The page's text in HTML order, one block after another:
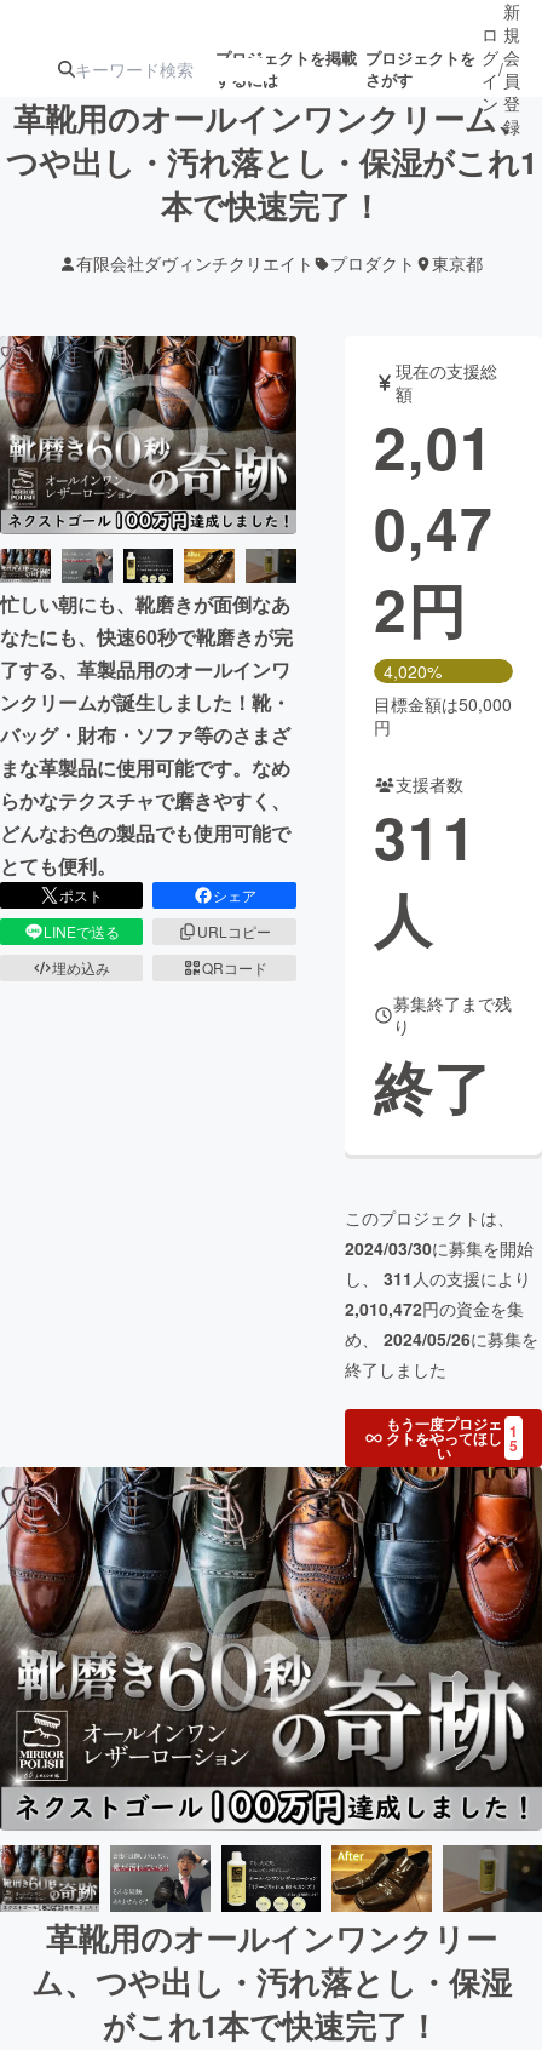
プロジェクトを掲載
するには
プロジェクトを
さがす
注目のリ 注目の新着プロ募集終了が近いプ
テクノロジー・ガジェット
映像・映画 書籍・雑誌
ビジネス・起業 チャレンジ
まちづくり・地域活性化
CAMPFIRE for Social Good
CAMPFIRE Creation
CAMPFIREふるさと納税 machi-ya コミュニティ
ロ
グ
イ
ン
/
新
規
会
員
登
録
革靴用のオールインワンクリーム、
つや出し・汚れ落とし・保湿がこれ1
本で快速完了！
有限会社ダヴィンチクリエイト プロダクト 東京都
忙しい朝にも、靴磨きが面倒なあ
なたにも、快速60秒で靴磨きが完
了する、革製品用のオールインワ
ンクリームが誕生しました！靴・
バッグ・財布・ソファ等のさまざ
まな革製品に使用可能です。なめ
らかなテクスチャで磨きやすく、
どんなお色の製品でも使用可能で
とても便利。
ポスト
シェア
LINEで送る
URLコピー
埋め込み
QRコード
現在の支援総
額
2,01
0,47
2円
4,020%
目標金額は50,000
円
支援者数
311
人
募集終了まで残
り
終了
このプロジェクトは、
2024/03/30に募集を開始
し、 311 人の支援により
2,010,472円の資金を集
め、 2024/05/26に募集を
終了しました
もう一度プロジェ
クトをやってほし
い
1
5
革靴用のオールインワンクリー
ム、つや出し・汚れ落とし・保湿
がこれ1本で快速完了！